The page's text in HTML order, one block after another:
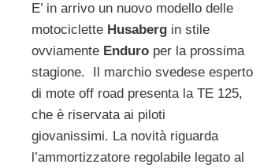
E’ in arrivo un nuovo modello delle
motociclette Husaberg in stile
ovviamente Enduro per la prossima
stagione. Il marchio svedese esperto
di mote off road presenta la TE 125,
che è riservata ai piloti
giovanissimi. La novità riguarda
l’ammortizzatore regolabile legato al